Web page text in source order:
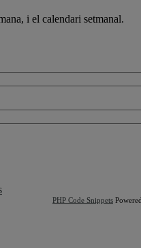
i el calendari setmanal.
PHP Code Snippets